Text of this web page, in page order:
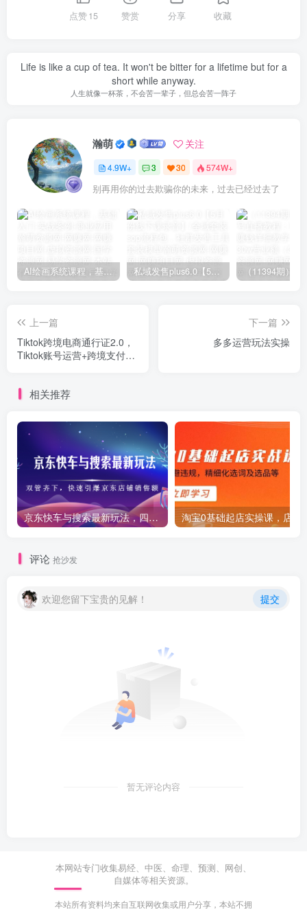
点赞15 赞赏 分享 收藏
Life is like a cup of tea. It won't be bitter for a lifetime but for a
short while anyway.
人生就像一杯茶，不会苦一辈子，但总会苦一阵子
瀚萌 关注
4.9W+ 3 30 574W+
别再用你的过去欺骗你的未来，过去已经过去了
AI绘画系统课程，基础入门-实战案例-商业应用 私域发售plus6.0【5月份线下课录音】/全域套装sop流程包，社群发售工具套装模型
上一篇
Tiktok跨境电商通行证2.0，
Tiktok账号运营+跨境支付
下一篇
多多运营玩法实操
相关推荐
京东快车与搜索最新玩法，四个维度抢占红利，引爆京东平台
评论 抢沙发
欢迎您留下宝贵的见解！ 提交
暂无评论内容
本网站专门收集易经、中医、命理、预测、网创、
自媒体等相关资源。
本站所有资料均来自互联网收集或用户分享，本站不拥